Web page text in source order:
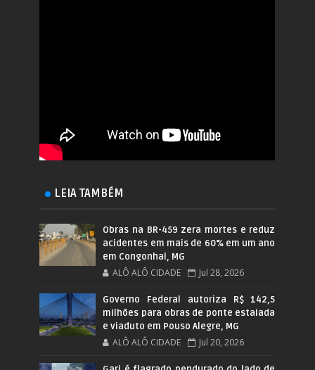
LEIA TAMBÉM
Obras na BR-459 zera mortes e reduz
acidentes em mais de 60% em um ano
em Congonhal, MG
ALÔ ALÔ CIDADE Jul 28, 2026
Governo Federal autoriza R$ 142,5
milhões para obras de ponte estaiada
e viaduto em Pouso Alegre, MG
ALÔ ALÔ CIDADE Jul 20, 2026